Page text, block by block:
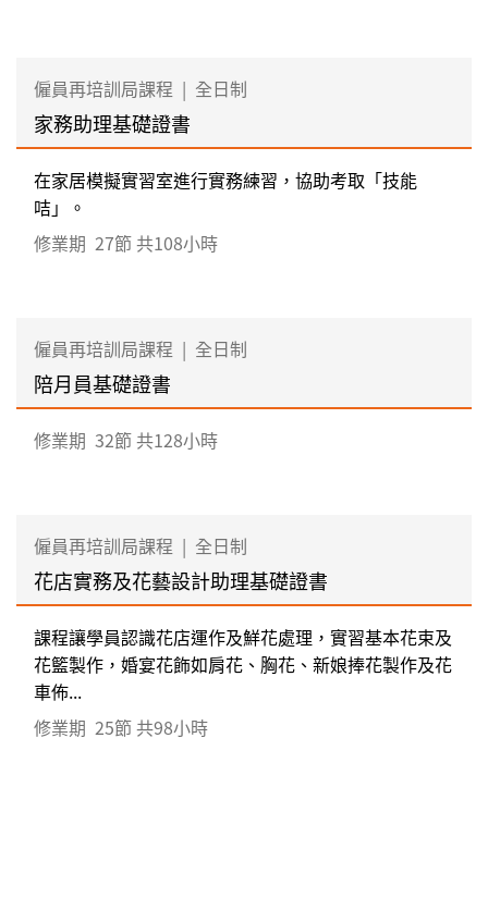
僱員再培訓局課程 | 全日制
家務助理基礎證書
在家居模擬實習室進行實務練習，協助考取「技能
咭」。
修業期 27節 共108小時
僱員再培訓局課程 | 全日制
陪月員基礎證書
修業期 32節 共128小時
僱員再培訓局課程 | 全日制
花店實務及花藝設計助理基礎證書
課程讓學員認識花店運作及鮮花處理，實習基本花束及
花籃製作，婚宴花飾如肩花、胸花、新娘捧花製作及花
車佈...
修業期 25節 共98小時